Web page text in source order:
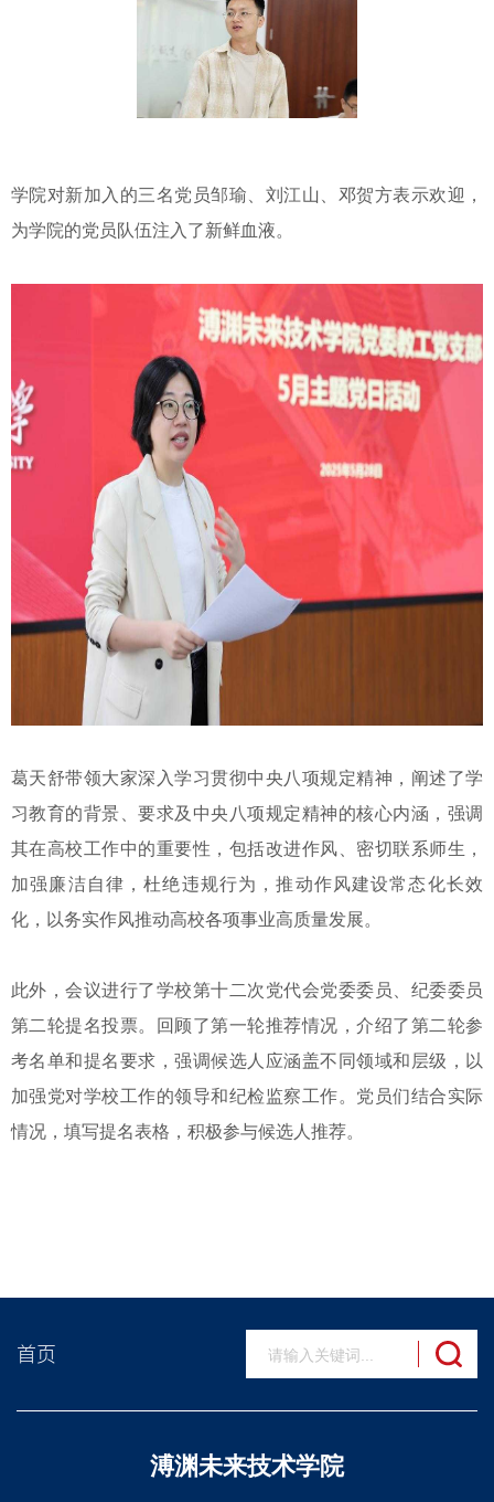
学院对新加入的三名党员邹瑜、刘江山、邓贺方表示欢迎，
为学院的党员队伍注入了新鲜血液。
葛天舒带领大家深入学习贯彻中央八项规定精神，阐述了学
习教育的背景、要求及中央八项规定精神的核心内涵，强调
其在高校工作中的重要性，包括改进作风、密切联系师生，
加强廉洁自律，杜绝违规行为，推动作风建设常态化长效
化，以务实作风推动高校各项事业高质量发展。
此外，会议进行了学校第十二次党代会党委委员、纪委委员
第二轮提名投票。回顾了第一轮推荐情况，介绍了第二轮参
考名单和提名要求，强调候选人应涵盖不同领域和层级，以
加强党对学校工作的领导和纪检监察工作。党员们结合实际
情况，填写提名表格，积极参与候选人推荐。
首页
溥渊未来技术学院